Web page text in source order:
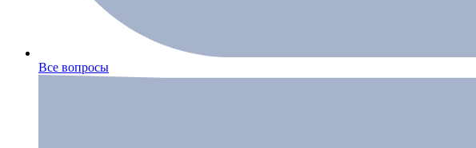
Все вопросы